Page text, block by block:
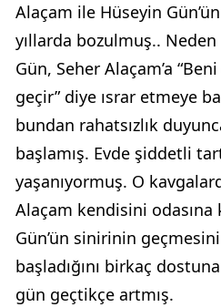
Alaçam ile Hüseyin
yıllarda bozulmuş..
Gün, Seher Alaçam’a
geçir” diye ısrar etmeye
bundan rahatsızlık
başlamış. Evde şiddetli
yaşanıyormuş. O
Alaçam kendisini
Gün’ün sinirinin
başladığını birkaç
gün geçtikçe artmış.